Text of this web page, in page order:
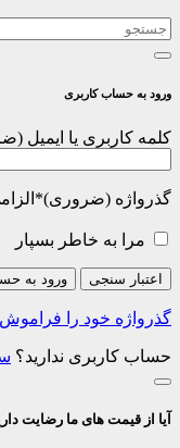
ورود به حساب کاربری
کلمه کاربری یا ایمیل
گذرواژه *
مرا به خاطر بسپار
اعتبار سنجی ورود به
گذرواژه خود را فراموش
حساب کاربری ندارید؟
آیا از قیمت های ما رضایت